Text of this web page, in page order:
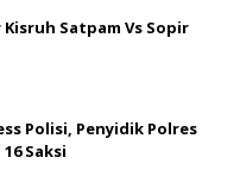
Satpam Vs Sopir
Polisi, Penyidik Polres
Saksi